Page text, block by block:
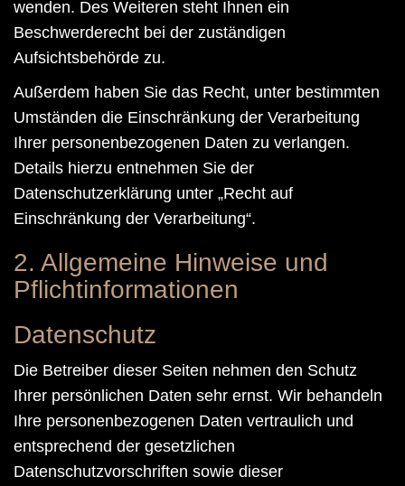
wenden. Des Weiteren steht Ihnen ein
Beschwerderecht bei der zuständigen
Aufsichtsbehörde zu.
Außerdem haben Sie das Recht, unter bestimmten
Umständen die Einschränkung der Verarbeitung
Ihrer personenbezogenen Daten zu verlangen.
Details hierzu entnehmen Sie der
Datenschutzerklärung unter „Recht auf
Einschränkung der Verarbeitung“.
2. Allgemeine Hinweise und
Pflichtinformationen
Datenschutz
Die Betreiber dieser Seiten nehmen den Schutz
Ihrer persönlichen Daten sehr ernst. Wir behandeln
Ihre personenbezogenen Daten vertraulich und
entsprechend der gesetzlichen
Datenschutzvorschriften sowie dieser